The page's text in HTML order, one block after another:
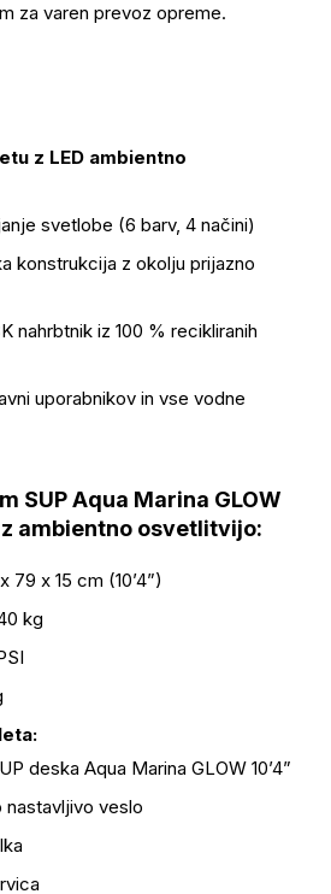
za varen prevoz opreme.
z LED ambientno
svetlobe (6 barv, 4 načini)
konstrukcija z okolju prijazno
nahrbtnik iz 100 % recikliranih
uporabnikov in vse vodne
SUP Aqua Marina GLOW
z ambientno osvetlitvijo:
79 x 15 cm (10’4”)
kg
deska Aqua Marina GLOW 10’4”
nastavljivo veslo